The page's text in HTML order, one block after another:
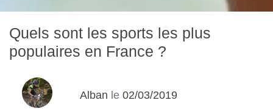
Quels sont les sports les plus
populaires en France ?
Alban le 02/03/2019